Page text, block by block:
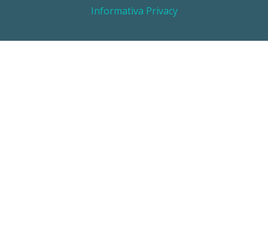
Informativa Privacy